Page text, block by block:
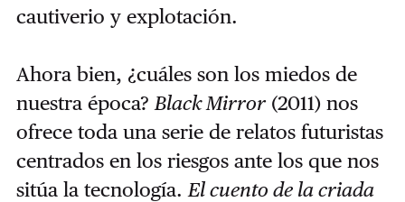
cautiverio y explotación.
Ahora bien, ¿cuáles son los miedos de
nuestra época? Black Mirror(2011) nos
ofrece toda una serie de relatos futuristas
centrados en los riesgos ante los que nos
sitúa la tecnología. El cuento de la criada